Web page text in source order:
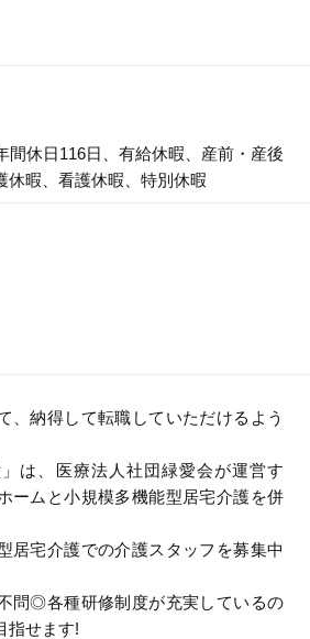
間休日116日、有給休暇、産前・産後
休暇、看護休暇、特別休暇
、納得して転職していただけるよう
」は、医療法人社団緑愛会が運営す
ームと小規模多機能型居宅介護を併
居宅介護での介護スタッフを募集中
問◎各種研修制度が充実しているの
指せます!